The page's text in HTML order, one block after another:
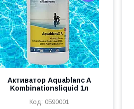
Активатор Aquablanc A
Kombinationsliquid 1л
0590001